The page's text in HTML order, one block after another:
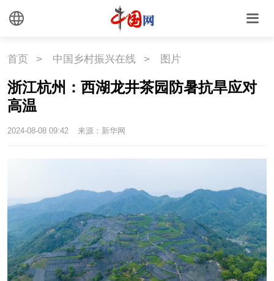
国情
国情 助残
海洋 草原 湾区
首页 > 中国乡村振兴在线 > 图片
浙江杭州：西湖龙井茶园防暑抗旱应对
高温
2024-08-08 09:42 来源：新华网